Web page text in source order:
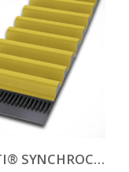
CONTI® SYNCHROCHAIN CARBON CTD 14M 1260 450 C CUSTOM